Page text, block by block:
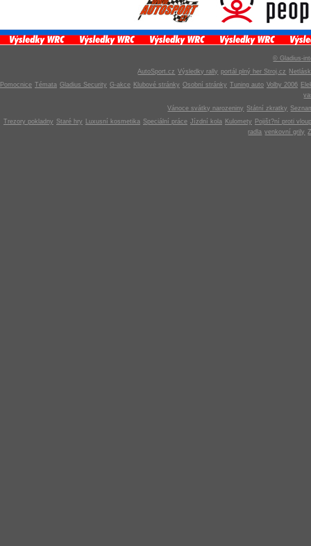
© Gladius-
AutoSport.cz Výsledky rally portál plný her Stroj.cz
Pomocnice Témata Gladius Security G-akce Klubové stránky Osobní stránky Tuning auto Volby 2006
Vánoce svátky narozeniny Státní zkratky
Trezory pokladny Staré hry Luxusní kosmetika Speciální práce Jízdní kola Kulomety
Pojišt?ní proti
radla venkovní grily